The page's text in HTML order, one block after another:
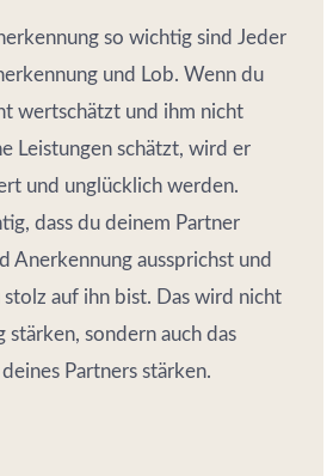
so wichtig sind Jeder
und Lob. Wenn du
wertschätzt und ihm nicht
Leistungen schätzt, wird er
und unglücklich werden.
dass du deinem Partner
Anerkennung aussprichst und
stolz auf ihn bist. Das wird nicht
stärken, sondern auch das
Partners stärken.